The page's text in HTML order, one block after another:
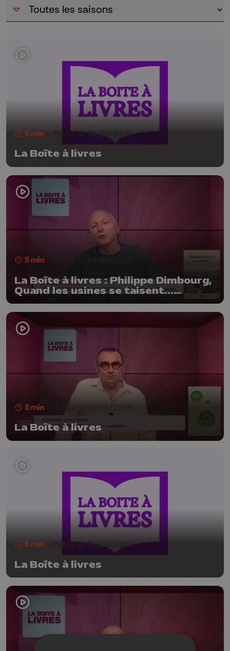
5 min - Publié le 30/06/2026
La Boîte à livres
5 min
La Boîte à livres : Philippe Dimbourg,
Quand les usines se taisent...
(Farfadets Editions)
5 min
La Boîte à livres
5 min - Publié le 09/06/2026
La Boîte à livres